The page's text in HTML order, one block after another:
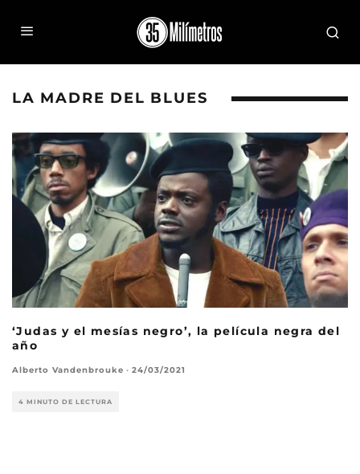
LA MADRE DEL BLUES
‘Judas y el mesías negro’, la película negra del
año
Alberto Vandenbrouke · 24/03/2021
4 MINUTO DE LECTURA